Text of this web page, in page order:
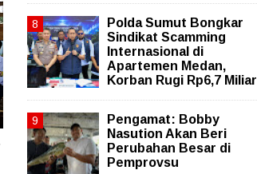
Polda Sumut Bongkar
Sindikat Scamming
Internasional di
Apartemen Medan,
Korban Rugi Rp6,7 Miliar
Pengamat: Bobby
Nasution Akan Beri
Perubahan Besar di
Pemprovsu